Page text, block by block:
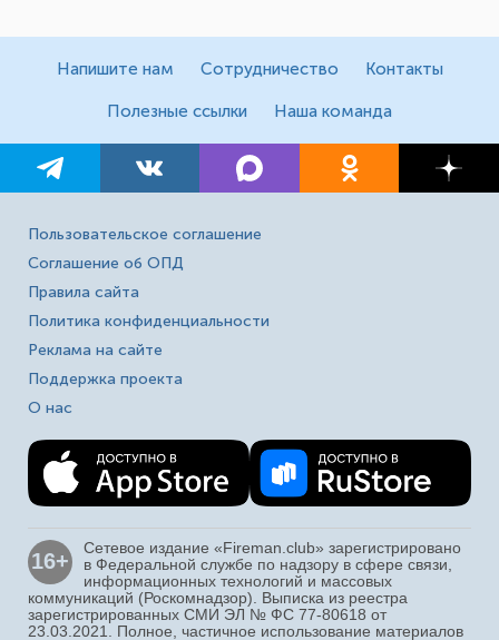
Напишите нам Сотрудничество Контакты
Полезные ссылки Наша команда
Пользовательское соглашение
Соглашение об ОПД
Правила сайта
Политика конфиденциальности
Реклама на сайте
Поддержка проекта
О нас
16+
Сетевое издание «Fireman.club» зарегистрировано
в Федеральной службе по надзору в сфере связи,
информационных технологий и массовых
коммуникаций (Роскомнадзор). Выписка из реестра
зарегистрированных СМИ ЭЛ № ФС 77-80618 от
23.03.2021. Полное, частичное использование материалов